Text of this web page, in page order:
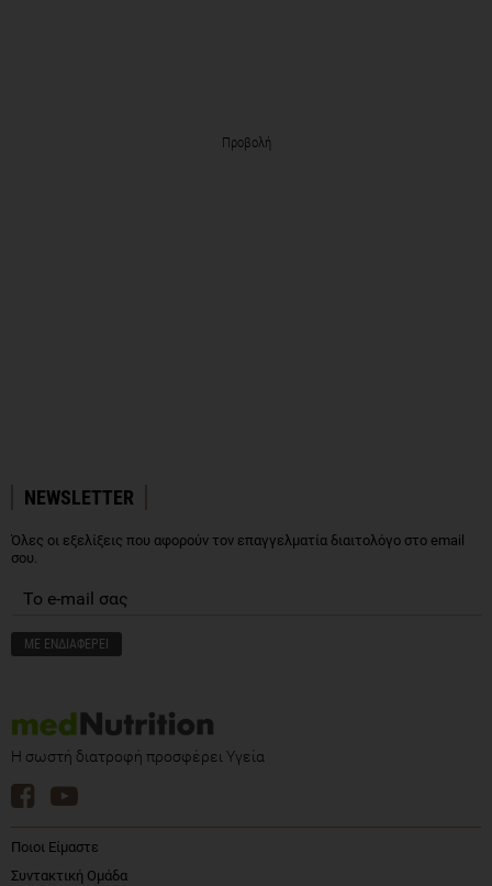
Προβολή
NEWSLETTER
Όλες οι εξελίξεις που αφορούν τον επαγγελματία διαιτολόγο στο email
σου.
Η σωστή διατροφή προσφέρει Υγεία
Ποιοι Είμαστε
Συντακτική Ομάδα